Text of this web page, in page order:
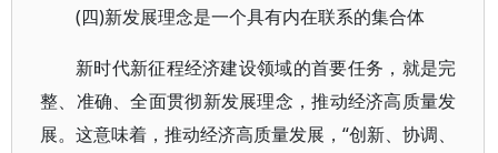
(四)新发展理念是一个具有内在联系的集合体
新时代新征程经济建设领域的首要任务，就是完
整、准确、全面贯彻新发展理念，推动经济高质量发
展。这意味着，推动经济高质量发展，“创新、协调、